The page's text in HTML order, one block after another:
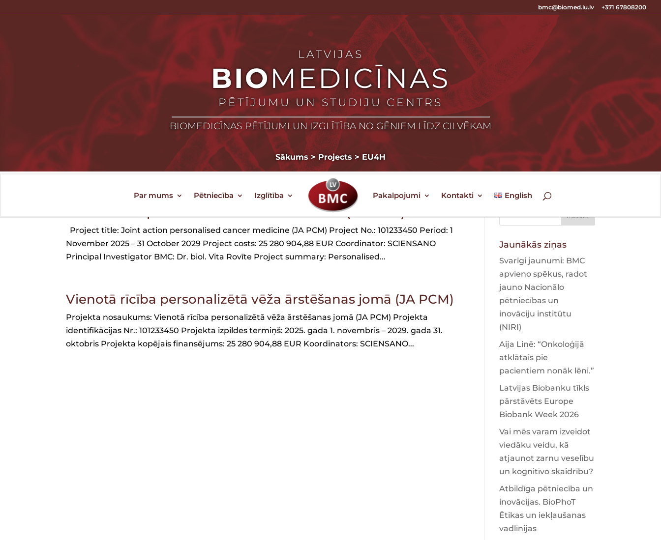
bmc@biomed.lu.lv +371 67808200
LATVIJAS
BIOMEDICĪNAS
PĒTĪJUMU UN STUDIJU CENTRS
BIOMEDICĪNAS PĒTĪJUMI UN IZGLĪTĪBA NO GĒNIEM LĪDZ CILVĒKAM
Sākums>Projects > EU4H
Par mums Pētniecība Izglītība Pakalpojumi Kontakti English
Joint action personalised cancer medicine (JA PCM)
Project title: Joint action personalised cancer medicine (JA PCM) Project No.: 101233450 Period: 1
November 2025 – 31 October 2029 Project costs: 25 280 904,88 EUR Coordinator: SCIENSANO
Principal Investigator BMC: Dr. biol. Vita Rovīte Project summary: Personalised...
Vienotā rīcība personalizētā vēža ārstēšanas jomā (JA PCM)
Projekta nosaukums: Vienotā rīcība personalizētā vēža ārstēšanas jomā (JA PCM) Projekta
identifikācijas Nr.: 101233450 Projekta izpildes termiņš: 2025. gada 1. novembris – 2029. gada 31.
oktobris Projekta kopējais finansējums: 25 280 904,88 EUR Koordinators: SCIENSANO...
Jaunākās ziņas
Svarīgi jaunumi: BMC
apvieno spēkus, radot
jauno Nacionālo
pētniecības un
inovāciju institūtu
(NIRI)
Aija Linē: “Onkoloģijā
atklātais pie
pacientiem nonāk lēni.”
Latvijas Biobanku tīkls
pārstāvēts Europe
Biobank Week 2026
Vai mēs varam izveidot
viedāku veidu, kā
atjaunot zarnu veselību
un kognitīvo skaidrību?
Atbildīga pētniecība un
inovācijas. BioPhoT
Ētikas un iekļaušanas
vadlīnijas